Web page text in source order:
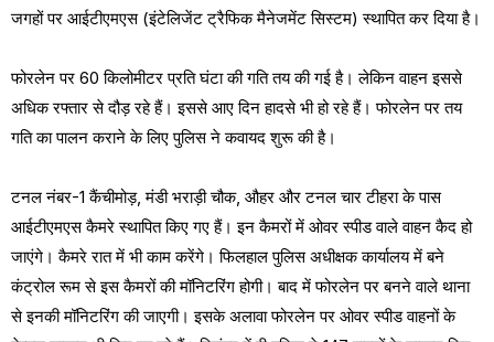
जगहों पर आईटीएमएस (इंटेलिजेंट ट्रैफिक मैनेजमेंट सिस्टम) स्थापित कर दिया है।
फोरलेन पर 60 किलोमीटर प्रति घंटा की गति तय की गई है। लेकिन वाहन इससे
अधिक रफ्तार से दौड़ रहे हैं। इससे आए दिन हादसे भी हो रहे हैं। फोरलेन पर तय
गति का पालन कराने के लिए पुलिस ने कवायद शुरू की है।
टनल नंबर-1 कैंचीमोड़, मंडी भराड़ी चौक, औहर और टनल चार टीहरा के पास
आईटीएमएस कैमरे स्थापित किए गए हैं। इन कैमरों में ओवर स्पीड वाले वाहन कैद हो
जाएंगे। कैमरे रात में भी काम करेंगे। फिलहाल पुलिस अधीक्षक कार्यालय में बने
कंट्रोल रूम से इस कैमरों की मॉनिटरिंग होगी। बाद में फोरलेन पर बनने वाले थाना
से इनकी मॉनिटरिंग की जाएगी। इसके अलावा फोरलेन पर ओवर स्पीड वाहनों के